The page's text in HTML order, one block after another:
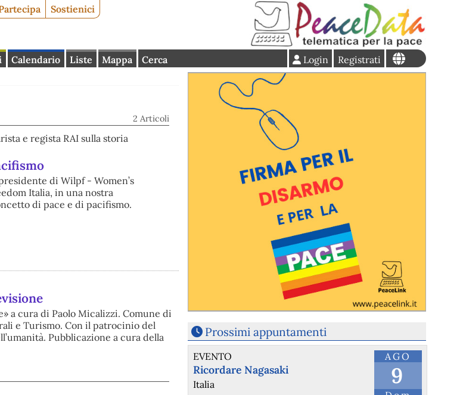
Sostienici
Calendario Liste Mappa Cerca Registrati
Login
2 Articoli
e regista RAI sulla storia
di Wilpf - Women’s
Italia, in una nostra
di pace e di pacifismo.
a cura di Paolo Micalizzi. Comune di
e Turismo. Con il patrocinio del
Pubblicazione a cura della
Prossimi appuntamenti
AGO
9
EVENTO
Ricordare Nagasaki
Italia